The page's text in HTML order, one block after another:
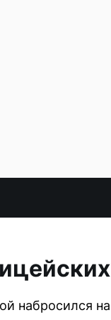
набросился на